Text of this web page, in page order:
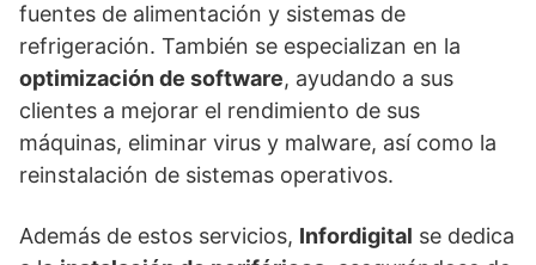
fuentes de alimentación y sistemas de
refrigeración. También se especializan en la
optimización de software, ayudando a sus
clientes a mejorar el rendimiento de sus
máquinas, eliminar virus y malware, así como la
reinstalación de sistemas operativos.
Además de estos servicios, Infordigital se dedica